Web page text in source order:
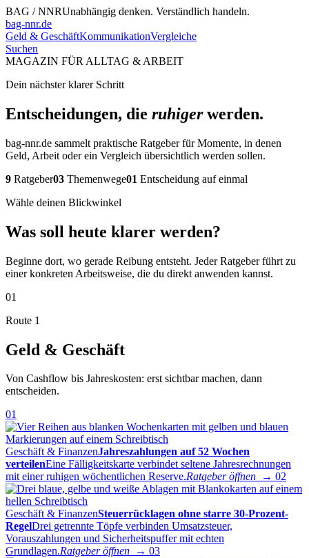
BAG / NNRUnabhängig denken. Verständlich handeln.
bag-nnr.de
Geld & GeschäftKommunikationVergleiche
Suchen
MAGAZIN FÜR ALLTAG & ARBEIT
Dein nächster klarer Schritt
Entscheidungen, die ruhigerwerden.
bag-nnr.de sammelt praktische Ratgeber für Momente, in denen
Geld, Arbeit oder ein Vergleich übersichtlich werden sollen.
9 Ratgeber03 Themenwege01 Entscheidung auf einmal
Wähle deinen Blickwinkel
Was soll heute klarer werden?
Beginne dort, wo gerade Reibung entsteht. Jeder Ratgeber führt zu
einer konkreten Arbeitsweise, die du direkt anwenden kannst.
01
Route 1
Geld & Geschäft
Von Cashflow bis Jahreskosten: erst sichtbar machen, dann
entscheiden.
01
Geschäft & FinanzenJahreszahlungen auf 52 Wochen
verteilenEine Fälligkeitskarte verbindet seltene Jahresrechnungen
mit einer ruhigen wöchentlichen Reserve.Ratgeber öffnen → 02
Geschäft & FinanzenSteuerrücklagen ohne starre 30-Prozent-
RegelDrei getrennte Töpfe verbinden Umsatzsteuer,
Vorauszahlungen und Sicherheitspuffer mit echten
Grundlagen.Ratgeber öffnen → 03